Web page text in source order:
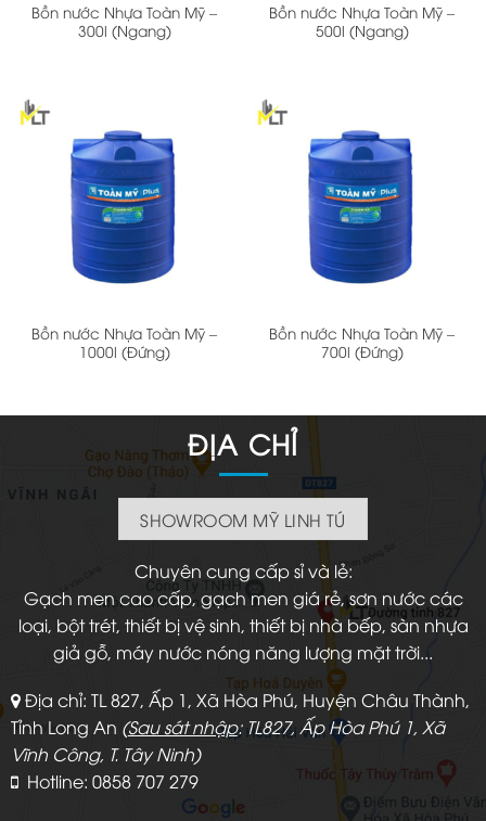
Bồn nước Nhựa Toàn Mỹ –
300l (Ngang)
Bồn nước Nhựa Toàn Mỹ –
500l (Ngang)
Bồn nước Nhựa Toàn Mỹ –
1000l (Đứng)
Bồn nước Nhựa Toàn Mỹ –
700l (Đứng)
ĐỊA CHỈ
SHOWROOM MỸ LINH TÚ
Chuyên cung cấp sỉ và lẻ:
Gạch men cao cấp, gạch men giá rẻ, sơn nước các
loại, bột trét, thiết bị vệ sinh, thiết bị nhà bếp, sàn nhựa
giả gỗ, máy nước nóng năng lượng mặt trời...
Địa chỉ: TL 827, Ấp 1, Xã Hòa Phú, Huyện Châu Thành,
Tỉnh Long An (Sau sát nhập: TL827, Ấp Hòa Phú 1, Xã
Vĩnh Công, T. Tây Ninh)
Hotline: 0858 707 279